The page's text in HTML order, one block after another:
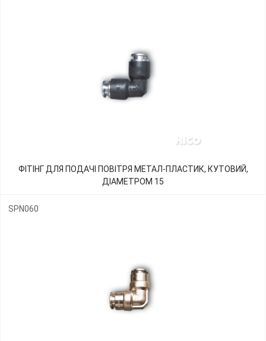
ФІТІНГ ДЛЯ ПОДАЧІ ПОВІТРЯ МЕТАЛ-ПЛАСТИК, КУТОВИЙ,
ДІАМЕТРОМ 15
SPN060